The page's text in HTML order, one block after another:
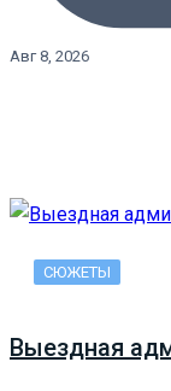
Авг 8, 2026
СЮЖЕТЫ
Выездная